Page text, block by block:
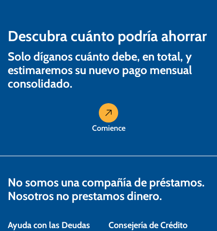
Descubra cuánto podría ahorrar
Solo díganos cuánto debe, en total, y
estimaremos su nuevo pago mensual
consolidado.
Comience
No somos una compañía de préstamos.
Nosotros no prestamos dinero.
Ayuda con las Deudas Consejería de Crédito